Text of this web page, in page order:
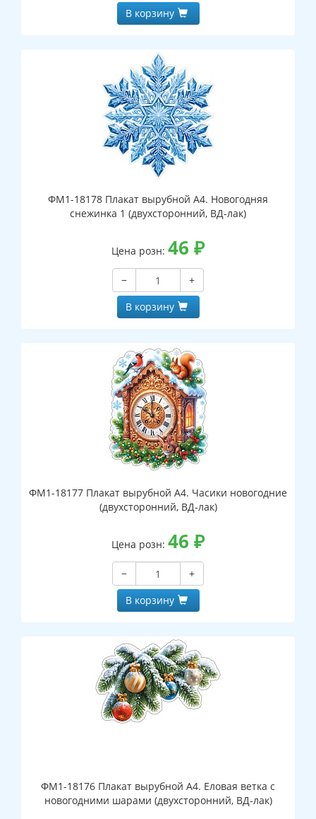
В корзину
ФМ1-18178 Плакат вырубной А4. Новогодняя
снежинка 1 (двухсторонний, ВД-лак)
Цена розн: 46 ₽
−
+
В корзину
ФМ1-18177 Плакат вырубной А4. Часики новогодние
(двухсторонний, ВД-лак)
Цена розн: 46 ₽
−
+
В корзину
ФМ1-18176 Плакат вырубной А4. Еловая ветка с
новогодними шарами (двухсторонний, ВД-лак)